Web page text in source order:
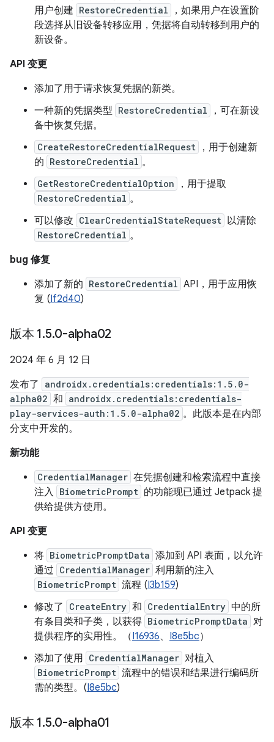
用户创建 RestoreCredential
，如果用户在设置阶
段选择从旧设备转移应用，凭据将自动转移到用户的
新设备。
API 变更
添加了用于请求恢复凭据的新类。
一种新的凭据类型 RestoreCredential
，可在新设
备中恢复凭据。
CreateRestoreCredentialRequest
，用于创建新
的 RestoreCredential 。
GetRestoreCredentialOption ，用于提取
RestoreCredential 。
可以修改 ClearCredentialStateRequest 以清除
RestoreCredential 。
bug 修复
添加了新的 RestoreCredential API，用于应用恢
复 (If2d40)
版本 1.5.0-alpha02
2024 年 6 月 12 日
发布了
androidx.credentials:credentials:1.5.0-
alpha02 和 androidx.credentials:credentials-
play-services-auth:1.5.0-alpha02 。此版本是在内部
分支中开发的。
新功能
CredentialManager 在凭据创建和检索流程中直接
注入 BiometricPrompt 的功能现已通过 Jetpack 提
供给提供方使用。
API 变更
将 BiometricPromptData 添加到 API 表面，以允许
通过 CredentialManager 利用新的注入
BiometricPrompt 流程 (I3b159)
修改了
CreateEntry 和 CredentialEntry 中的所
有条目类和子类，以获得 BiometricPromptData 对
提供程序的实用性。（I16936、 I8e5bc）
添加了使用 CredentialManager 对植入
BiometricPrompt 流程中的错误和结果进行编码所
需的类型。(I8e5bc)
版本 1.5.0-alpha01